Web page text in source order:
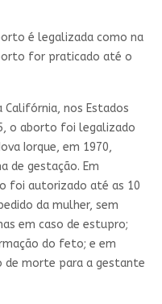
é legalizada como na
for praticado até o
Califórnia, nos Estados
o aborto foi legalizado
Iorque, em 1970,
de gestação. Em
foi autorizado até as 10
da mulher, sem
em caso de estupro;
do feto; e em
de morte para a gestante